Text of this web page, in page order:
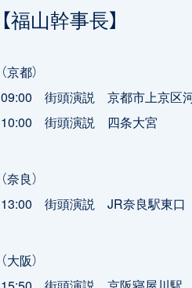
【福山幹事長】
（京都）
09:00 街頭演説 京都市上京区
10:00 街頭演説 四条大宮
（奈良）
13:00 街頭演説 JR奈良駅東口
（大阪）